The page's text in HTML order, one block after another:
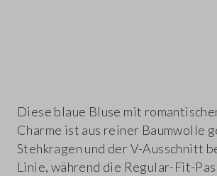
Diese blaue Bluse mit
Charme ist aus reiner Baumwolle
Stehkragen und der V-Ausschnitt
Linie, während die Regular-Fit-